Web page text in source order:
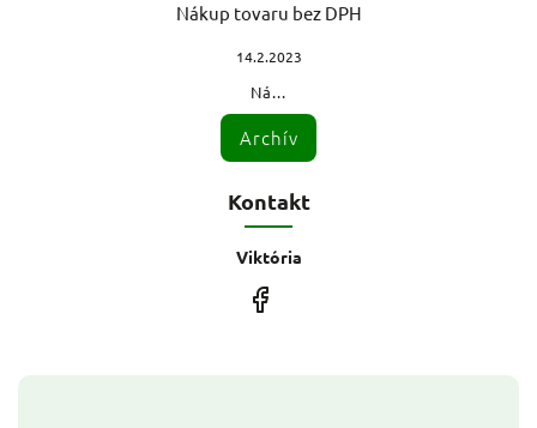
Nákup tovaru bez DPH
14.2.2023
Ná...
Archív
Kontakt
Viktória